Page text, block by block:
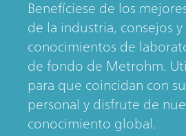
Benefíciese de los
de la industria, consejos
conocimientos de
de fondo de Metrohm.
para que coincidan con
personal y disfrute de
conocimiento global.